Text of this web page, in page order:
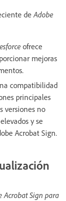
de Adobe
ofrece
mejoras
compatibilidad
principales
versiones no
y se
Acrobat Sign.
Acrobat Sign para